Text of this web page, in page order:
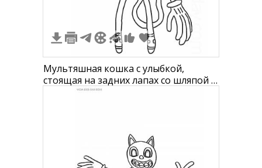
Мультяшная кошка с улыбкой,
стоящая на задних лапах со шляпой в
руке и отдельно нарисованная